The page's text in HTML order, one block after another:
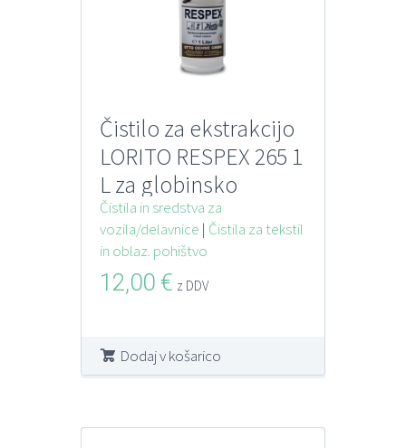
Čistilo za ekstrakcijo
LORITO RESPEX 265 1
L za globinsko
čiščenje tekstila
Čistila in sredstva za
vozila/delavnice | Čistila za tekstil
in oblaz. pohištvo
12,00 € z DDV
Dodaj v košarico